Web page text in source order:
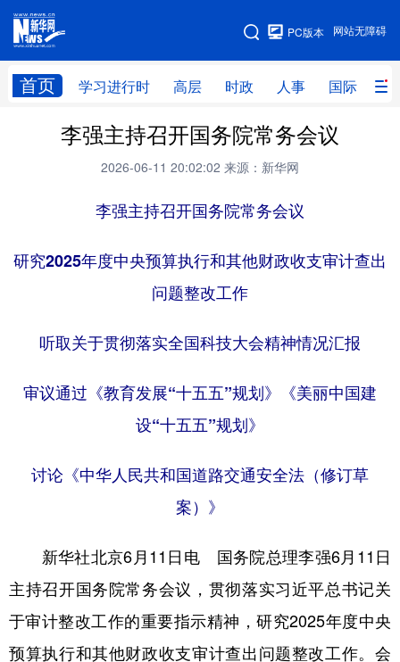
网站无障碍
PC版本
首页 学习进行时 高层 时政 人事 国际 财
网站地图
学习进行时 高层 时政 人事
财经 网评
思客智库 全球连线
书画 健康
食品 人居 信息化 数字经济
乡村振兴 银龄
城市 旅游 能源 会展
文化产业
地方频道
李强主持召开国务院常务会议
2026-06-11 20:02:02 来源：新华网
李强主持召开国务院常务会议
研究2025年度中央预算执行和其他财政收支审计查出
问题整改工作
听取关于贯彻落实全国科技大会精神情况汇报
审议通过《教育发展“十五五”规划》《美丽中国建
设“十五五”规划》
讨论《中华人民共和国道路交通安全法（修订草
案）》
新华社北京6月11日电 国务院总理李强6月11日
主持召开国务院常务会议，贯彻落实习近平总书记关
于审计整改工作的重要指示精神，研究2025年度中央
预算执行和其他财政收支审计查出问题整改工作。会